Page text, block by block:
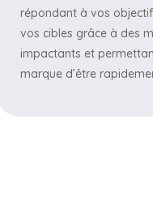
répondant à vos
vos cibles grâce à des
impactants et
marque d’être